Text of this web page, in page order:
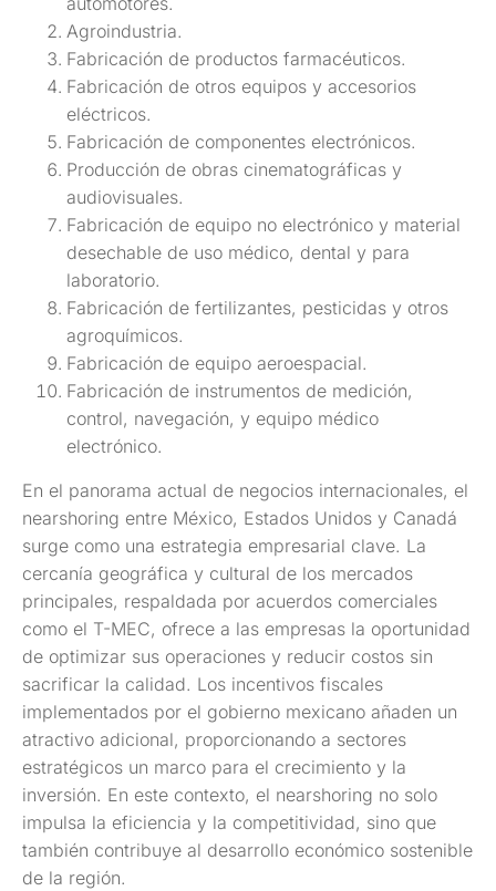
Agroindustria.
Fabricación de productos farmacéuticos.
Fabricación de otros equipos y accesorios
eléctricos.
Fabricación de componentes electrónicos.
Producción de obras cinematográficas y
audiovisuales.
Fabricación de equipo no electrónico y material
desechable de uso médico, dental y para
laboratorio.
Fabricación de fertilizantes, pesticidas y otros
agroquímicos.
Fabricación de equipo aeroespacial.
Fabricación de instrumentos de medición,
control, navegación, y equipo médico
electrónico.
En el panorama actual de negocios internacionales, el
nearshoring entre México, Estados Unidos y Canadá
surge como una estrategia empresarial clave. La
cercanía geográfica y cultural de los mercados
principales, respaldada por acuerdos comerciales
como el T-MEC, ofrece a las empresas la oportunidad
de optimizar sus operaciones y reducir costos sin
sacrificar la calidad. Los incentivos fiscales
implementados por el gobierno mexicano añaden un
atractivo adicional, proporcionando a sectores
estratégicos un marco para el crecimiento y la
inversión. En este contexto, el nearshoring no solo
impulsa la eficiencia y la competitividad, sino que
también contribuye al desarrollo económico sostenible
de la región.